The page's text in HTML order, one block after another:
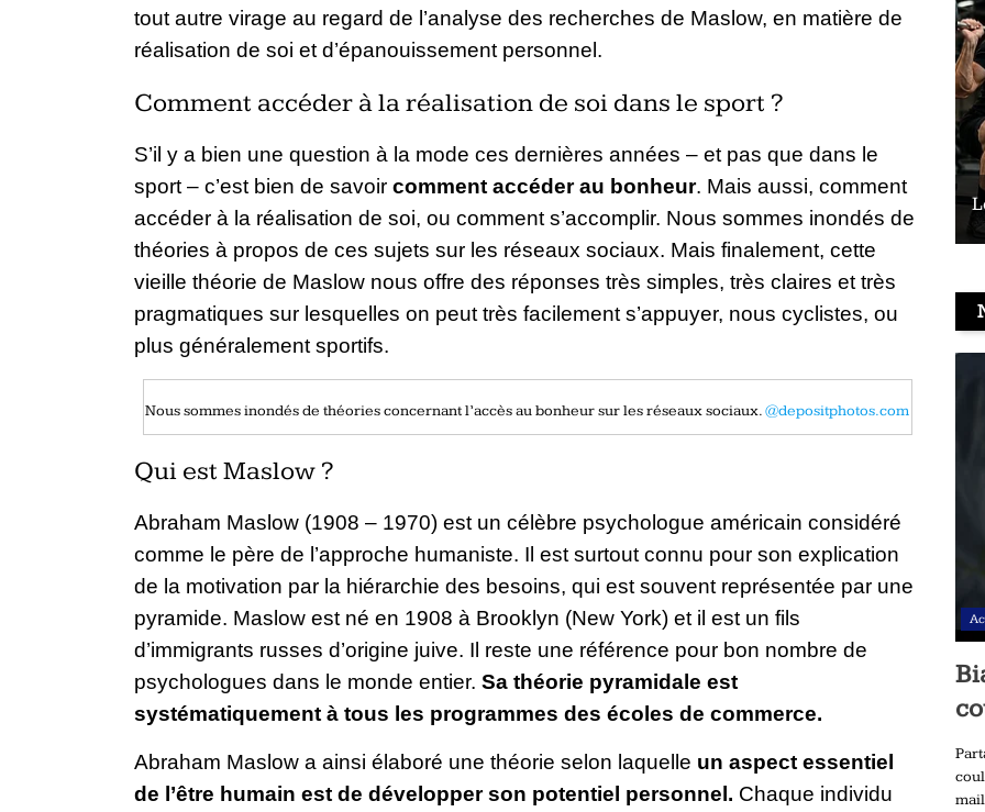
tout autre virage au regard de l’analyse des recherches de Maslow, en matière de
réalisation de soi et d’épanouissement personnel.
Comment accéder à la réalisation de soi dans le sport ?
S’il y a bien une question à la mode ces dernières années – et pas que dans le
sport – c’est bien de savoir comment accéder au bonheur. Mais aussi, comment
accéder à la réalisation de soi, ou comment s’accomplir. Nous sommes inondés de
théories à propos de ces sujets sur les réseaux sociaux. Mais finalement, cette
vieille théorie de Maslow nous offre des réponses très simples, très claires et très
pragmatiques sur lesquelles on peut très facilement s’appuyer, nous cyclistes, ou
plus généralement sportifs.
Nous sommes inondés de théories concernant l’accès au bonheur sur les réseaux sociaux.@depositphotos.com
Qui est Maslow ?
Abraham Maslow (1908 – 1970) est un célèbre psychologue américain considéré
comme le père de l’approche humaniste. Il est surtout connu pour son explication
de la motivation par la hiérarchie des besoins, qui est souvent représentée par une
pyramide. Maslow est né en 1908 à Brooklyn (New York) et il est un fils
d’immigrants russes d’origine juive. Il reste une référence pour bon nombre de
psychologues dans le monde entier. Sa théorie pyramidale est
systématiquement à tous les programmes des écoles de commerce.
Abraham Maslow a ainsi élaboré une théorie selon laquelle un aspect essentiel
de l’être humain est de développer son potentiel personnel. Chaque individu
Le vélo peut-il remplacer les squats ?